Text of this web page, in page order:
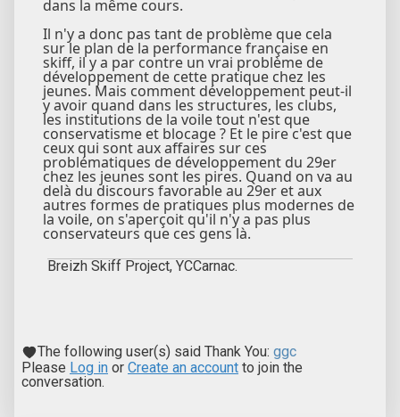
dans la même cours.
Il n'y a donc pas tant de problème que cela
sur le plan de la performance française en
skiff, il y a par contre un vrai problème de
développement de cette pratique chez les
jeunes. Mais comment développement peut-il
y avoir quand dans les structures, les clubs,
les institutions de la voile tout n'est que
conservatisme et blocage ? Et le pire c'est que
ceux qui sont aux affaires sur ces
problématiques de développement du 29er
chez les jeunes sont les pires. Quand on va au
delà du discours favorable au 29er et aux
autres formes de pratiques plus modernes de
la voile, on s'aperçoit qu'il n'y a pas plus
conservateurs que ces gens là.
Breizh Skiff Project, YCCarnac.
The following user(s) said Thank You: ggc
Please Log in or Create an account to join the
conversation.